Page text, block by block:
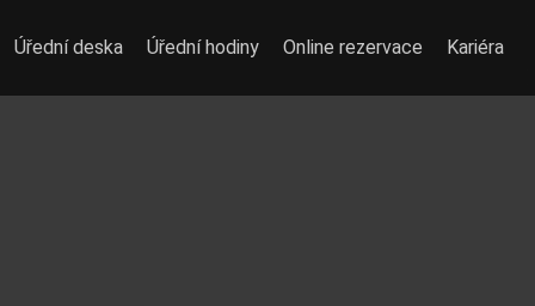
Úřední deska Úřední hodiny Online rezervace Kariéra